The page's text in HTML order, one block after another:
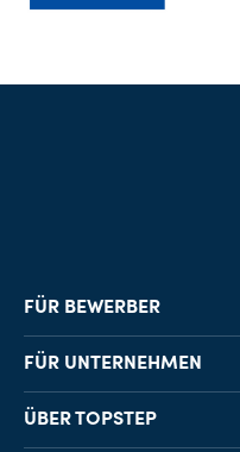
FÜR BEWERBER
Job-Finder
Karriereberatung
FÜR UNTERNEHMEN
Personalvermittlung
Personalsuche
ÜBER TOPSTEP